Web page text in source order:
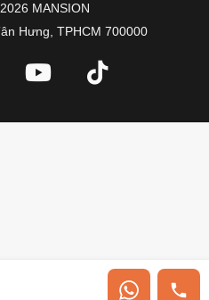
MANSION
Hưng, TPHCM 700000